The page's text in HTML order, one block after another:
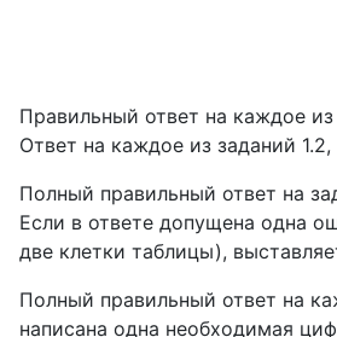
Правильный ответ на каждое из
Ответ на каждое из заданий
Полный правильный ответ на
Если в ответе допущена одна
две клетки таблицы),
Полный правильный ответ на
написана одна необходимая